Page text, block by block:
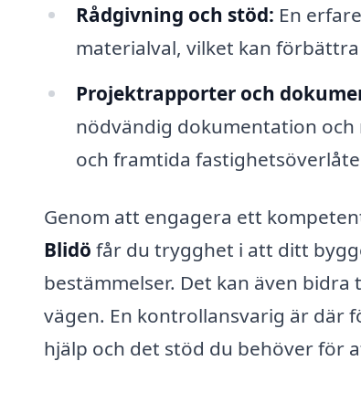
Rådgivning och stöd: En
materialval, vilket kan
Projektrapporter och
nödvändig dokumentation
och framtida
Genom att engagera ett
Blidö får du trygghet i att ditt
bestämmelser. Det kan även
vägen. En kontrollansvarig är där
hjälp och det stöd du behöver för